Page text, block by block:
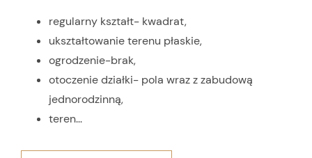
regularny kształt- kwadrat,
ukształtowanie terenu płaskie,
ogrodzenie-brak,
otoczenie działki- pola wraz z zabudową
jednorodzinną,
teren...